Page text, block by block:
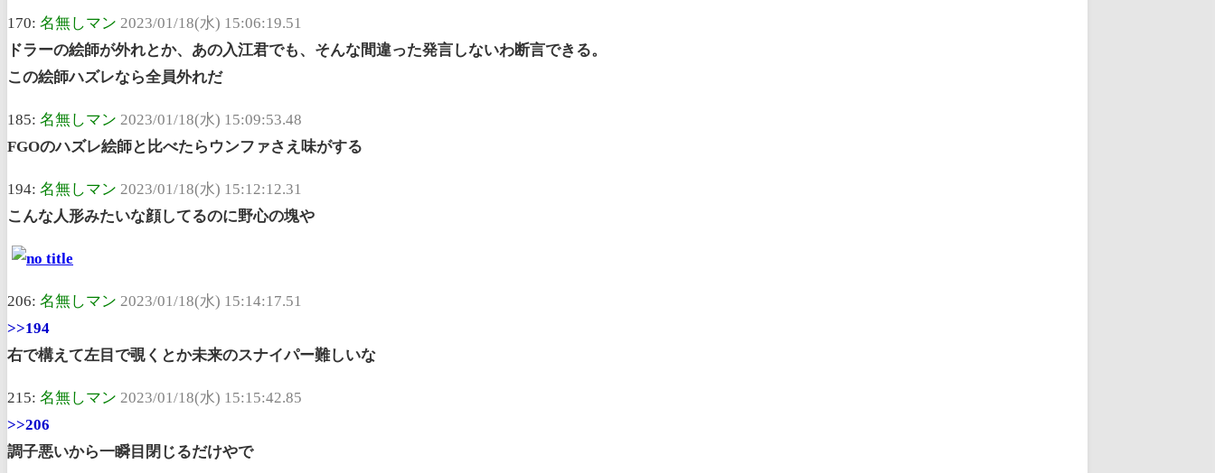
170: 名無しマン 2023/01/18(水) 15:06:19.51
ドラーの絵師が外れとか、あの入江君でも、そんな間違った発言しないわ断言できる。
この絵師ハズレなら全員外れだ
185: 名無しマン 2023/01/18(水) 15:09:53.48
FGOのハズレ絵師と比べたらウンファさえ味がする
194: 名無しマン 2023/01/18(水) 15:12:12.31
こんな人形みたいな顔してるのに野心の塊や
206: 名無しマン 2023/01/18(水) 15:14:17.51
>>194
右で構えて左目で覗くとか未来のスナイパー難しいな
215: 名無しマン 2023/01/18(水) 15:15:42.85
>>206
調子悪いから一瞬目閉じるだけやで